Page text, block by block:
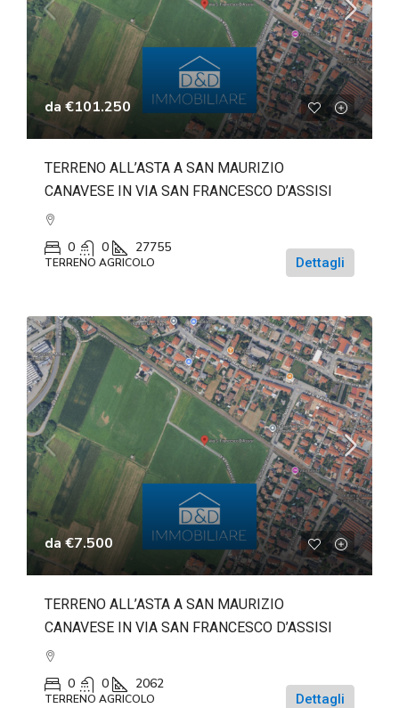
da €101.250
TERRENO ALL’ASTA A SAN MAURIZIO
CANAVESE IN VIA SAN FRANCESCO D’ASSISI
0 0 27755
TERRENO AGRICOLO Dettagli
da €7.500
TERRENO ALL’ASTA A SAN MAURIZIO
CANAVESE IN VIA SAN FRANCESCO D’ASSISI
0 0 2062
TERRENO AGRICOLO Dettagli